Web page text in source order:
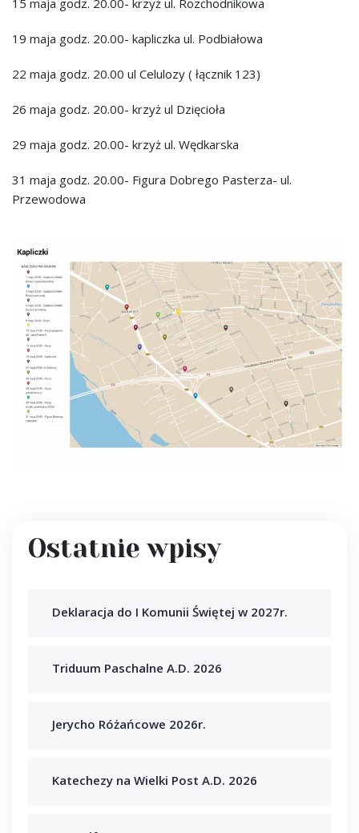
19 maja godz. 20.00- kapliczka ul. Podbiałowa
22 maja godz. 20.00 ul Celulozy ( łącznik 123)
26 maja godz. 20.00- krzyż ul Dzięcioła
29 maja godz. 20.00- krzyż ul. Wędkarska
31 maja godz. 20.00- Figura Dobrego Pasterza- ul.
Przewodowa
Ostatnie wpisy
Deklaracja do I Komunii Świętej w 2027r.
Triduum Paschalne A.D. 2026
Jerycho Różańcowe 2026r.
Katechezy na Wielki Post A.D. 2026